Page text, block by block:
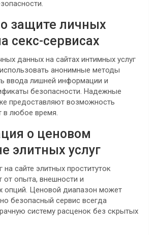
защите личных
секс-сервисах
данных на сайтах интимных услуг
анонимные методы
ввода лишней информации и
безопасности. Надежные
предоставляют возможность
в любое время.
о ценовом
элитных услуг
на сайте элитных проституток
от опыта, внешности и
опций. Ценовой диапазон может
безопасный сервис всегда
систему расценок без скрытых